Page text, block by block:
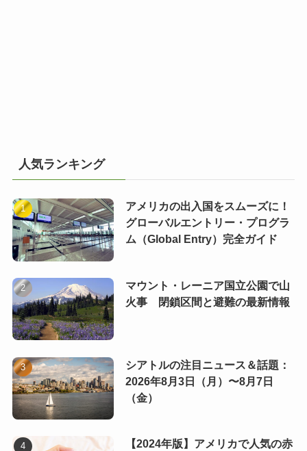
人気ランキング
アメリカの出入国をスムーズに！
グローバルエントリー・プログラ
ム（Global Entry）完全ガイド
マウント・レーニア国立公園で山
火事 閉鎖区間と避難の最新情報
シアトルの注目ニュース＆話題：
2026年8月3日（月）〜8月7日
（金）
【2024年版】アメリカで人気の赤